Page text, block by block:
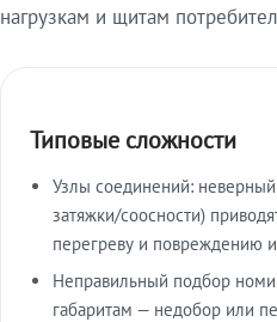
нагрузкам и щитам
Типовые сложности
Узлы соединений:
затяжки/соосности)
перегреву и повреждению
Неправильный подбор
габаритам — недобор или